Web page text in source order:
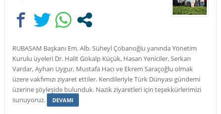
RUBASAM Başkanı Em. Alb. Süheyl Çobanoğlu yanında Yönetim
Kurulu üyeleri Dr. Halit Gökalp Küçük, Hasan Yeniciler, Serkan
Vardar, Ayhan Uygur, Mustafa Hacı ve Ekrem Saraçoğlu olmak
üzere vakfımızı ziyaret ettiler. Kendileriyle Türk Dünyası gündemi
üzerine şöyleşide bulunduk. Nazik ziyaretleri için teşekkürlerimizi
sunuyoruz.
DEVAMI